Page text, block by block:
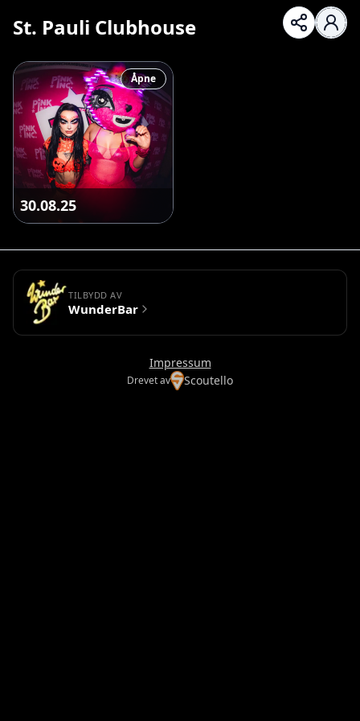
St. Pauli Clubhouse
30.08.25
Åpne
TILBYDD AV
WunderBar
Impressum
Drevet av Scoutello